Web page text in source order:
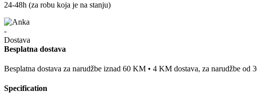
24-48h (za robu koja je na stanju)
Besplatna dostava
Besplatna dostava za narudžbe iznad 60 KM • 4 KM dostava, za narudžbe
Specification